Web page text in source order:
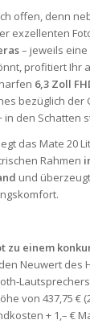
offen, denn
exzellenten
– jeweils
profitiert Ihr
6,3 Zoll
bezüglich
in den Schatten
das Mate 20
Rahmen
und
zu einem
Neuwert des
von 437,75 €
+ 1,– €